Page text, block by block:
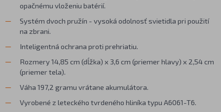
opačnému vloženiu batérií.
Systém dvoch pružín - vysoká odolnosť svietidla pri použití
na zbrani.
Inteligentná ochrana proti prehriatiu.
Rozmery 14,85 cm (dĺžka) x 3,6 cm (priemer hlavy) x 2,54 cm
(priemer tela).
Váha 197,2 gramu vrátane akumulátora.
Vyrobené z leteckého tvrdeného hliníka typu A6061-T6.